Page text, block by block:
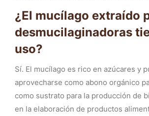
¿El mucílago extraído
desmucilaginadoras
uso?
Sí. El mucílago es rico en azúcares y
aprovecharse como abono orgánico
como sustrato para la producción de
en la elaboración de productos